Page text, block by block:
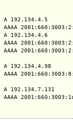
192.134.4.5
AAAA
A 192.134.4.6
AAAA
AAAA
A 192.134.4.98
AAAA
192.134.7.131
AAAA